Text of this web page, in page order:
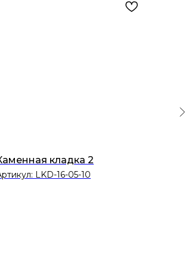
кладка 2
LKD-16-05-10